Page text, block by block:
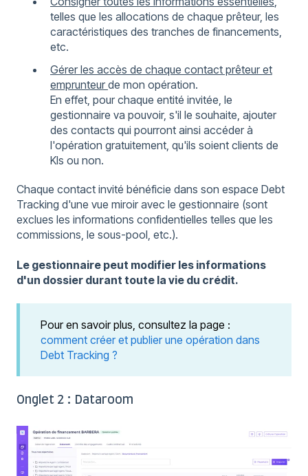
telles que les allocations de chaque prêteur, les
caractéristiques des tranches de financements,
etc.
Gérer les accès de chaque contact prêteur et
emprunteur de mon opération.
En effet, pour chaque entité invitée, le
gestionnaire va pouvoir, s'il le souhaite, ajouter
des contacts qui pourront ainsi accéder à
l'opération gratuitement, qu'ils soient clients de
Kls ou non.
Chaque contact invité bénéficie dans son espace Debt
Tracking d'une vue miroir avec le gestionnaire (sont
exclues les informations confidentielles telles que les
commissions, le sous-pool, etc.).
Le gestionnaire peut modifier les informations
d'un dossier durant toute la vie du crédit.
Pour en savoir plus, consultez la page :
comment créer et publier une opération dans
Debt Tracking ?
Onglet 2 : Dataroom